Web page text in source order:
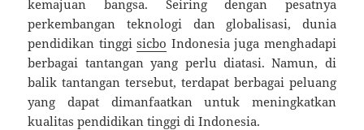
kemajuan bangsa. Seiring dengan pesatnya
perkembangan teknologi dan globalisasi, dunia
pendidikan tinggisicbo Indonesia juga menghadapi
berbagai tantangan yang perlu diatasi. Namun, di
balik tantangan tersebut, terdapat berbagai peluang
yang dapat dimanfaatkan untuk meningkatkan
kualitas pendidikan tinggi di Indonesia.